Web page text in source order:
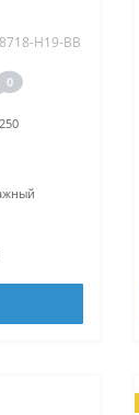
H19-BB
0